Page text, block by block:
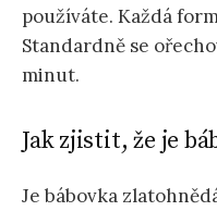
používáte. Každá
Standardně se
minut.
Jak zjistit, že je
Je bábovka